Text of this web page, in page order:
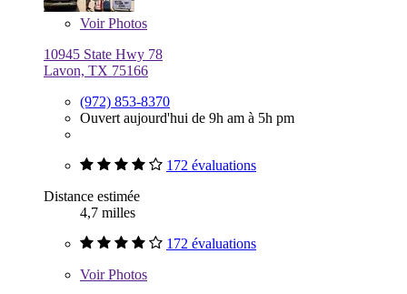
VoirPhotos
10945 State Hwy 78
Lavon, TX 75166
(972) 853-8370
Ouvert aujourd'hui de 9h am à 5h pm
172 évaluations
Distance estimée
4,7 milles
172 évaluations
VoirPhotos